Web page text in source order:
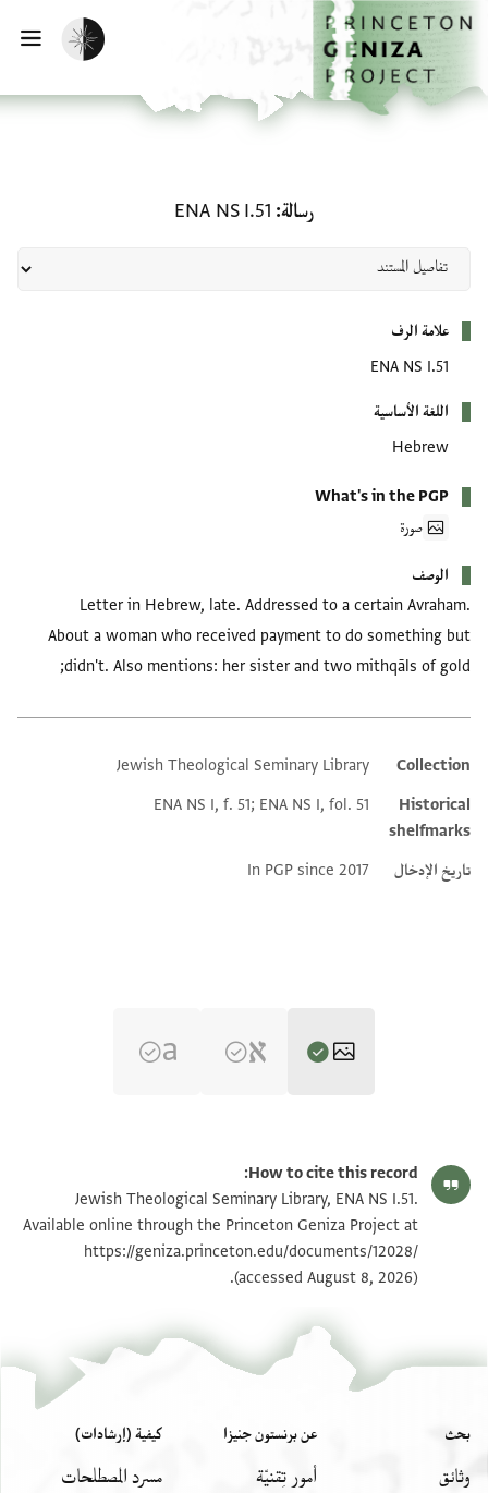
إلى المحتوى الرئيسي
الرئيسية
تفعيل الوضع المظلم
رسالة ENA NS I.51
علامة الرف
ENA NS I.51
اللغة الأساسية
Hebrew
What's in the PGP
صورة
الوصف
Letter in Hebrew, late. Addressed to a certain Avraham.
About a woman who received payment to do something but
didn't. Also mentions: her sister and two mithqāls of gold;
Additional metadata
Collection
Jewish Theological Seminary Library
Historical
shelfmarks
ENA NS I, f. 51; ENA NS I, fol. 51
تاريخ الإدخال In PGP since 2017
ENA NS I.51 2 تكبير و تدوير
بيان أذونات الصورة
How to cite this record:
Jewish Theological Seminary Library, ENA NS I.51.
Available online through the Princeton Geniza Project at
https://geniza.princeton.edu/documents/12028/
(accessed August 8, 2026).
بحث
وثائق
عن برنستون جنيزا
أمور تِقنيّة
كيفية (إرشادات)
مسرد المصطلحات